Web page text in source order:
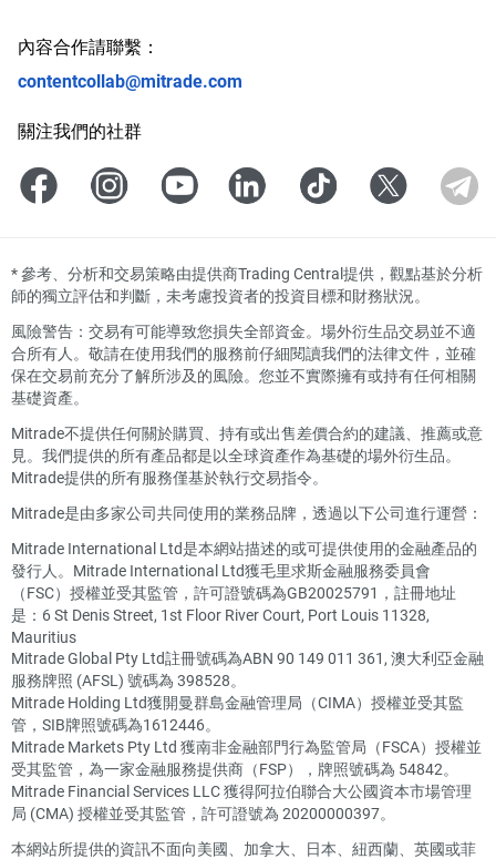
內容合作請聯繫：
contentcollab@mitrade.com
關注我們的社群
*參考、分析和交易策略由提供商Trading Central提供，觀點基於分析
師的獨立評估和判斷，未考慮投資者的投資目標和財務狀況。
風險警告：交易有可能導致您損失全部資金。場外衍生品交易並不適
合所有人。敬請在使用我們的服務前仔細閱讀我們的法律文件，並確
保在交易前充分了解所涉及的風險。您並不實際擁有或持有任何相關
基礎資產。
Mitrade不提供任何關於購買、持有或出售差價合約的建議、推薦或意
見。我們提供的所有產品都是以全球資產作為基礎的場外衍生品。
Mitrade提供的所有服務僅基於執行交易指令。
Mitrade是由多家公司共同使用的業務品牌，透過以下公司進行運營：
Mitrade International Ltd是本網站描述的或可提供使用的金融產品的
發行人。Mitrade International Ltd獲毛里求斯金融服務委員會
（FSC）授權並受其監管，許可證號碼為GB20025791，註冊地址
是：6 St Denis Street, 1st Floor River Court, Port Louis 11328,
Mauritius
Mitrade Global Pty Ltd註冊號碼為ABN 90 149 011 361, 澳大利亞金融
服務牌照 (AFSL) 號碼為 398528。
Mitrade Holding Ltd獲開曼群島金融管理局（CIMA）授權並受其監
管，SIB牌照號碼為1612446。
Mitrade Markets Pty Ltd 獲南非金融部門行為監管局（FSCA）授權並
受其監管，為一家金融服務提供商（FSP），牌照號碼為 54842。
Mitrade Financial Services LLC 獲得阿拉伯聯合大公國資本市場管理
局 (CMA) 授權並受其監管，許可證號為 20200000397。
本網站所提供的資訊不面向美國、加拿大、日本、紐西蘭、英國或菲